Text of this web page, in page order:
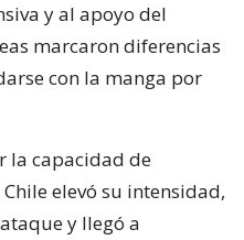
y al apoyo del
marcaron diferencias
con la manga por
la capacidad de
elevó su intensidad,
y llegó a